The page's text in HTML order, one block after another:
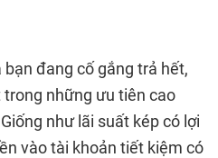
đang cố gắng trả hết,
trong những ưu tiên cao
như lãi suất kép có lợi
vào tài khoản tiết kiệm có